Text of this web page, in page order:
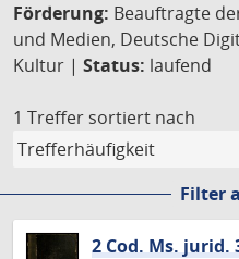
Förderung: Beauftragte
und Medien, Deutsche
Kultur | Status: laufend
1 Treffer sortiert nach
Filter
2 Cod. Ms. jurid.